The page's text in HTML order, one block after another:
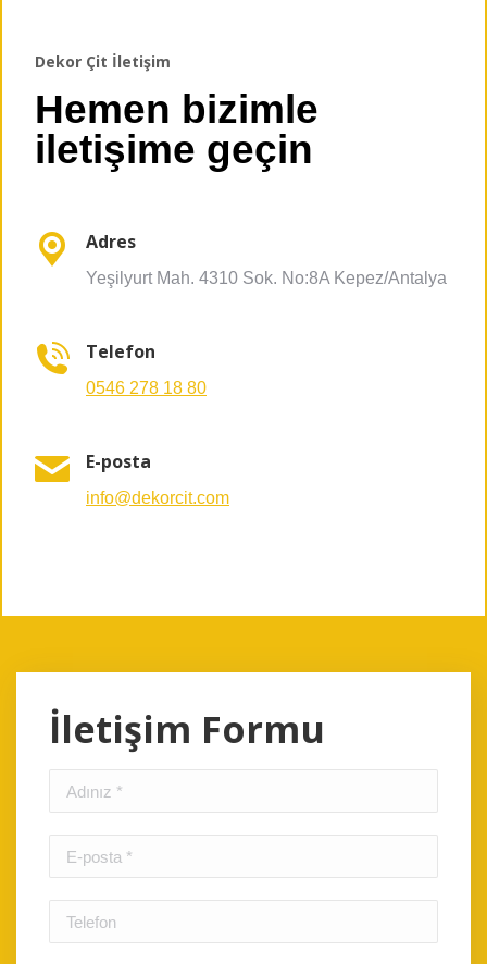
Dekor Çit İletişim
Hemen bizimle
iletişime geçin
Adres
Yeşilyurt Mah. 4310 Sok. No:8A Kepez/Antalya
Telefon
0546 278 18 80
E-posta
info@dekorcit.com
İletişim Formu